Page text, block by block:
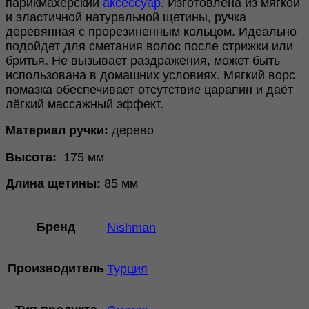
и эластичной натуральной щетины, ручка
деревянная с прорезиненным кольцом. Идеально
подойдет для сметания волос после стрижки или
бритья. Не вызывает раздражения, может быть
использована в домашних условиях. Мягкий ворс
помазка обеспечивает отсутствие царапин и даёт
лёгкий массажный эффект.
Материал ручки: дерево
Высота: 175 мм
Длина щетины: 85 мм
Бренд Nishman
Производитель Турция